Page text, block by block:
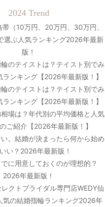
2024 Trend
（10万円、20万円、30万円、
選ぶ人気ランキング2026年最新
版！
のテイストは？テイスト別でみ
ランキング【2026年最新版！】
のテイストは？テイスト別でみ
ランキング【2026年最新版！】
場は？年代別の平均価格と人気
ご紹介【2026年最新版！】
。結婚が決まったら何から始め
い？2026年最新版！
に用意しておくのが理想的？
2026年最新版！
クトブライダル専門店WEDY仙
気の結婚指輪ランキング2026年